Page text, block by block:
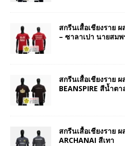
สกรีนเสื้อเชียงราย
– ซาลาเปา นายสมพ
สกรีนเสื้อเชียงราย
BEANSPIRE สีน้ำต
สกรีนเสื้อเชียงราย
ARCHANAI สีเทา